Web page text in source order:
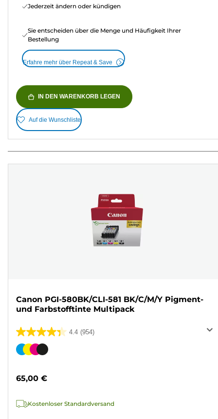
Jederzeit ändern oder kündigen
Sie entscheiden über die Menge und Häufigkeit Ihrer
Bestellung
Erfahre mehr über Repeat & Save
IN DEN WARENKORB LEGEN
Auf die Wunschliste
Canon PGI-580BK/CLI-581 BK/C/M/Y Pigment-
und Farbstofftinte Multipack
4.4 (954)
4.4
von
954
Farbpatrone
65,00 €
Kostenloser Standardversand